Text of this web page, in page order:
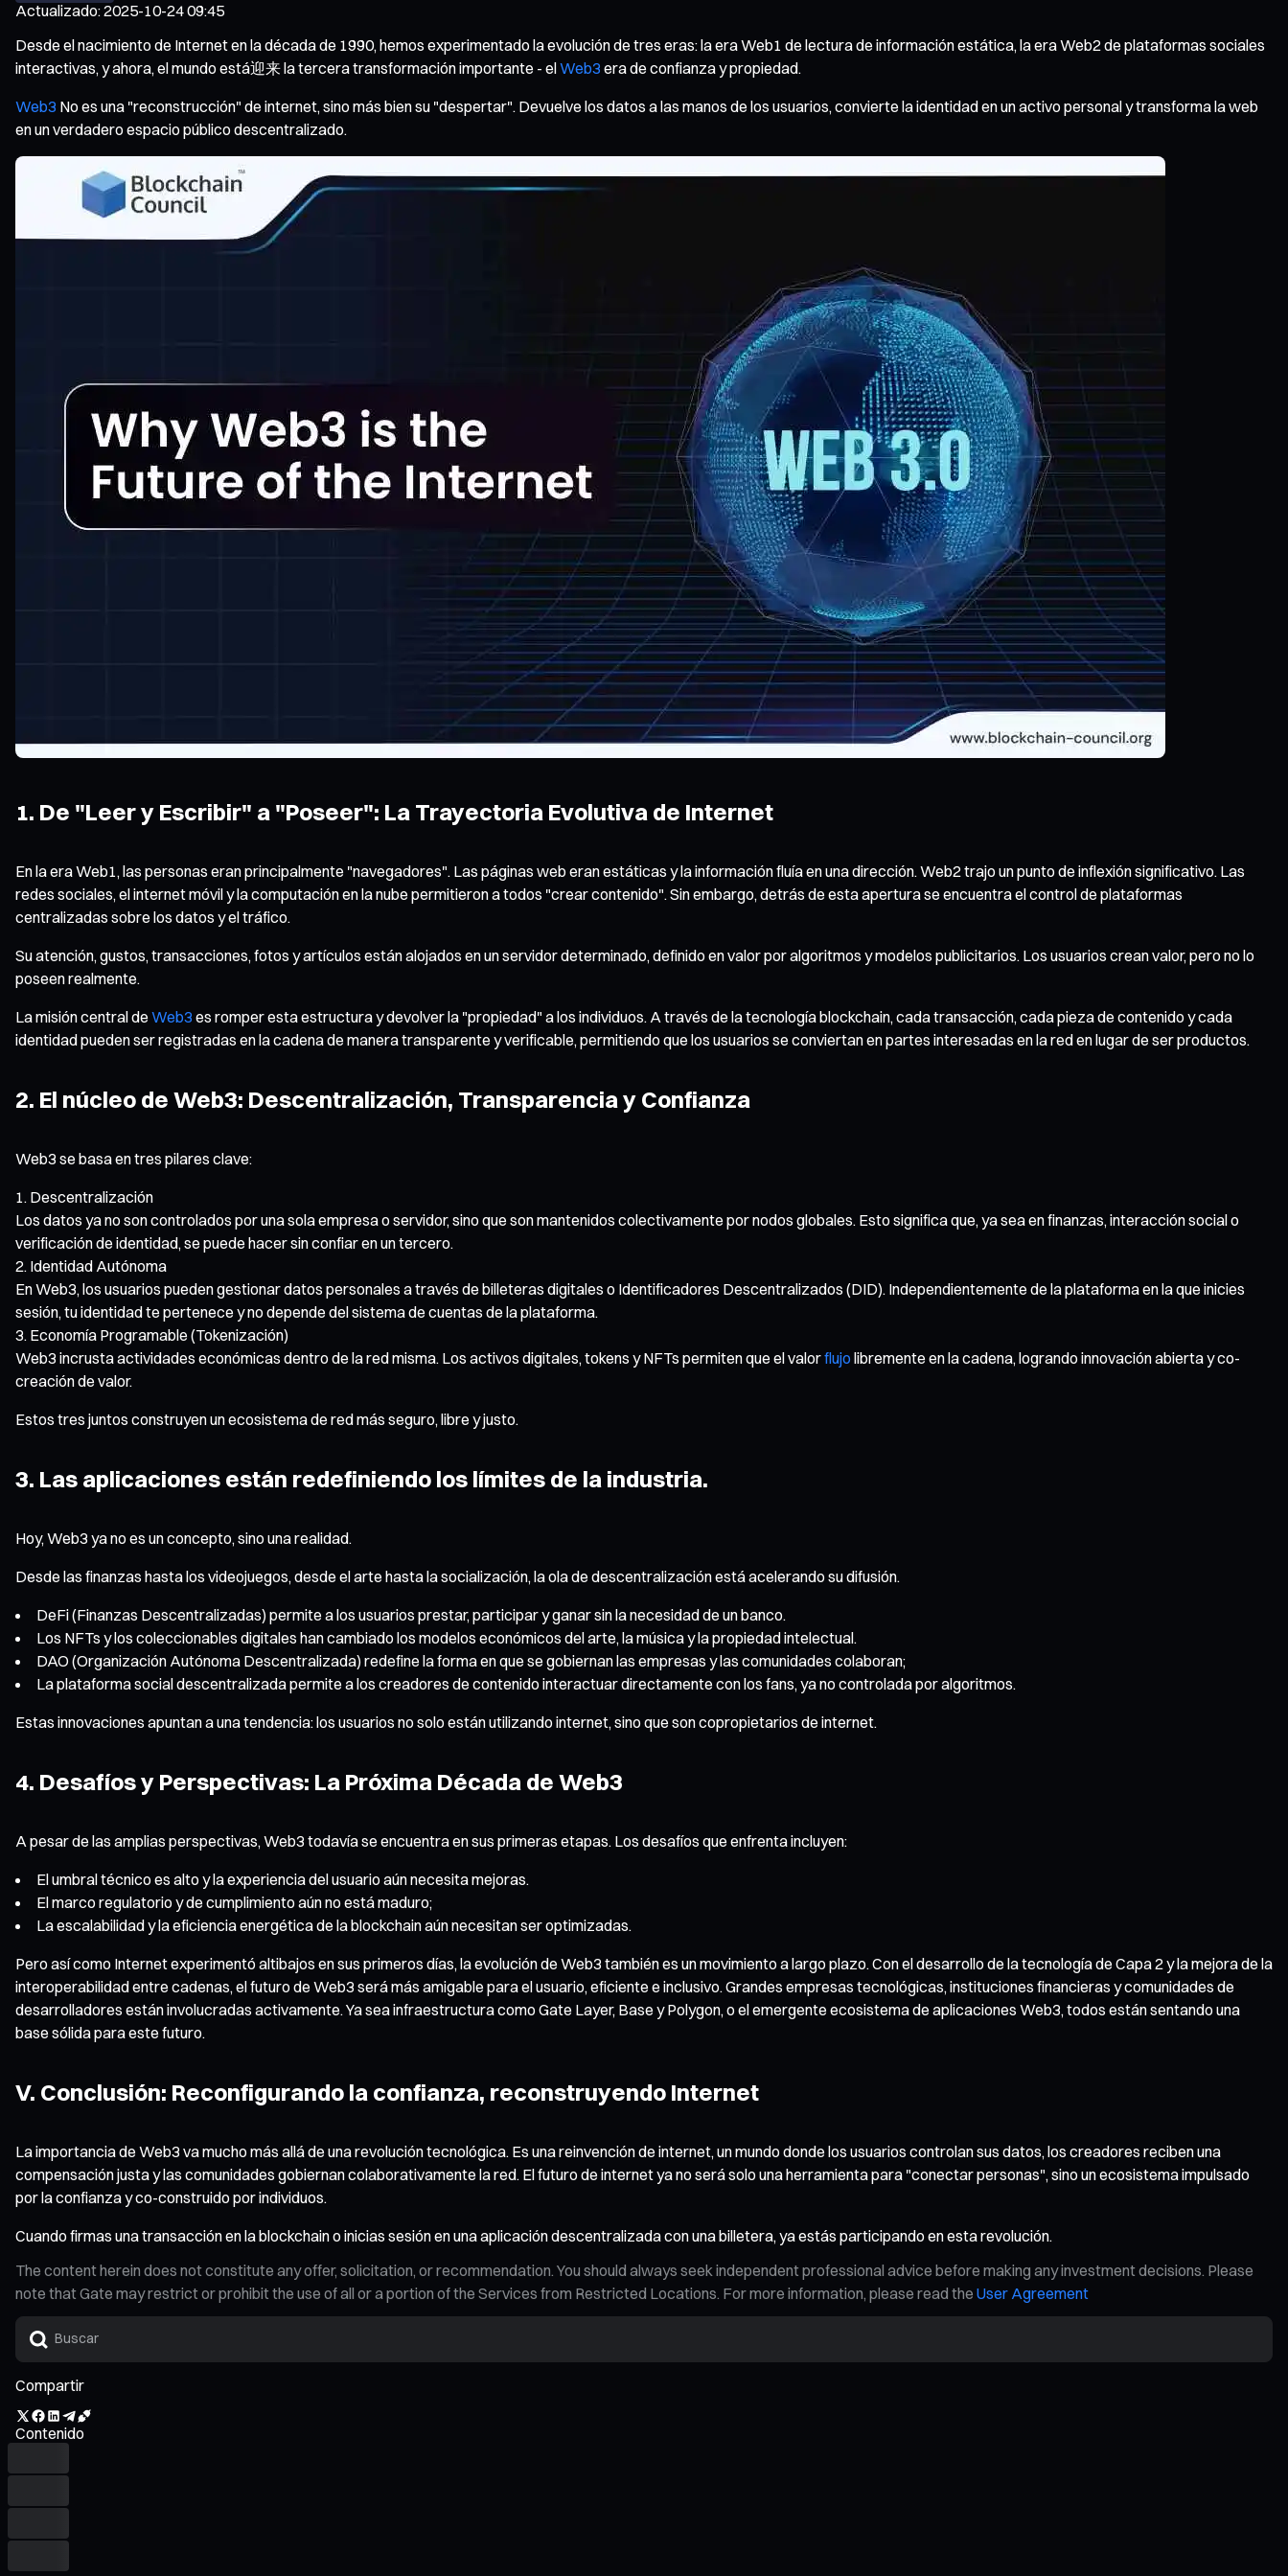
Actualizado:2025-10-24 09:45
Desde el nacimiento de Internet en la década de 1990, hemos experimentado la evolución de tres eras: la era Web1 de lectura de información estática, la era Web2 de plataformas sociales
interactivas, y ahora, el mundo está迎来 la tercera transformación importante - elWeb3 era de confianza y propiedad.
Web3 No es una "reconstrucción" de internet, sino más bien su "despertar". Devuelve los datos a las manos de los usuarios, convierte la identidad en un activo personal y transforma la web
en un verdadero espacio público descentralizado.
1. De "Leer y Escribir" a "Poseer": La Trayectoria Evolutiva de Internet
En la era Web1, las personas eran principalmente "navegadores". Las páginas web eran estáticas y la información fluía en una dirección. Web2 trajo un punto de inflexión significativo. Las
redes sociales, el internet móvil y la computación en la nube permitieron a todos "crear contenido". Sin embargo, detrás de esta apertura se encuentra el control de plataformas
centralizadas sobre los datos y el tráfico.
Su atención, gustos, transacciones, fotos y artículos están alojados en un servidor determinado, definido en valor por algoritmos y modelos publicitarios. Los usuarios crean valor, pero no lo
poseen realmente.
La misión central de Web3 es romper esta estructura y devolver la "propiedad" a los individuos. A través de la tecnología blockchain, cada transacción, cada pieza de contenido y cada
identidad pueden ser registradas en la cadena de manera transparente y verificable, permitiendo que los usuarios se conviertan en partes interesadas en la red en lugar de ser productos.
2. El núcleo de Web3: Descentralización, Transparencia y Confianza
Web3 se basa en tres pilares clave:
Descentralización
Los datos ya no son controlados por una sola empresa o servidor, sino que son mantenidos colectivamente por nodos globales. Esto significa que, ya sea en finanzas, interacción social o
verificación de identidad, se puede hacer sin confiar en un tercero.
Identidad Autónoma
En Web3, los usuarios pueden gestionar datos personales a través de billeteras digitales o Identificadores Descentralizados (DID). Independientemente de la plataforma en la que inicies
sesión, tu identidad te pertenece y no depende del sistema de cuentas de la plataforma.
Economía Programable (Tokenización)
Web3 incrusta actividades económicas dentro de la red misma. Los activos digitales, tokens y NFTs permiten que el valorflujolibremente en la cadena, logrando innovación abierta y co-
creación de valor.
Estos tres juntos construyen un ecosistema de red más seguro, libre y justo.
3. Las aplicaciones están redefiniendo los límites de la industria.
Hoy, Web3 ya no es un concepto, sino una realidad.
Desde las finanzas hasta los videojuegos, desde el arte hasta la socialización, la ola de descentralización está acelerando su difusión.
DeFi (Finanzas Descentralizadas) permite a los usuarios prestar, participar y ganar sin la necesidad de un banco.
Los NFTs y los coleccionables digitales han cambiado los modelos económicos del arte, la música y la propiedad intelectual.
DAO (Organización Autónoma Descentralizada) redefine la forma en que se gobiernan las empresas y las comunidades colaboran;
La plataforma social descentralizada permite a los creadores de contenido interactuar directamente con los fans, ya no controlada por algoritmos.
Estas innovaciones apuntan a una tendencia: los usuarios no solo están utilizando internet, sino que son copropietarios de internet.
4. Desafíos y Perspectivas: La Próxima Década de Web3
A pesar de las amplias perspectivas, Web3 todavía se encuentra en sus primeras etapas. Los desafíos que enfrenta incluyen:
El umbral técnico es alto y la experiencia del usuario aún necesita mejoras.
El marco regulatorio y de cumplimiento aún no está maduro;
La escalabilidad y la eficiencia energética de la blockchain aún necesitan ser optimizadas.
Pero así como Internet experimentó altibajos en sus primeros días, la evolución de Web3 también es un movimiento a largo plazo. Con el desarrollo de la tecnología de Capa 2 y la mejora de la
interoperabilidad entre cadenas, el futuro de Web3 será más amigable para el usuario, eficiente e inclusivo. Grandes empresas tecnológicas, instituciones financieras y comunidades de
desarrolladores están involucradas activamente. Ya sea infraestructura como Gate Layer, Base y Polygon, o el emergente ecosistema de aplicaciones Web3, todos están sentando una
base sólida para este futuro.
V. Conclusión: Reconfigurando la confianza, reconstruyendo Internet
La importancia de Web3 va mucho más allá de una revolución tecnológica. Es una reinvención de internet, un mundo donde los usuarios controlan sus datos, los creadores reciben una
compensación justa y las comunidades gobiernan colaborativamente la red. El futuro de internet ya no será solo una herramienta para "conectar personas", sino un ecosistema impulsado
por la confianza y co-construido por individuos.
Cuando firmas una transacción en la blockchain o inicias sesión en una aplicación descentralizada con una billetera, ya estás participando en esta revolución.
The content herein does not constitute any offer, solicitation, or recommendation. You should always seek independent professional advice before making any investment decisions. Please
note that Gate may restrict or prohibit the use of all or a portion of the Services from Restricted Locations. For more information, please read the User Agreement
Compartir
Contenido